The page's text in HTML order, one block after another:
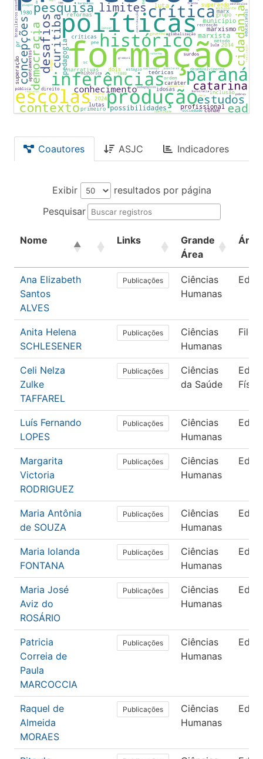
Coautores ASJC Indicadores
Exibir
resultados por página
Pesquisar
Nome Links
Grande
Área
Área
Ana Elizabeth
Santos
ALVES
Publicações
Ciências
Humanas
Anita Helena
SCHLESENER
Publicações
Ciências
Humanas
Celi Nelza
Zulke
TAFFAREL
Publicações
Ciências
da Saúde
Física
Luís Fernando
LOPES
Publicações
Ciências
Humanas
Margarita
Victoria
RODRIGUEZ
Publicações
Ciências
Humanas
Maria Antônia
de SOUZA
Publicações
Ciências
Humanas
Maria Iolanda
FONTANA
Publicações
Ciências
Humanas
Maria José
Aviz do
ROSÁRIO
Publicações
Ciências
Humanas
Patricia
Correia de
Paula
MARCOCCIA
Publicações
Ciências
Humanas
Raquel de
Almeida
MORAES
Publicações
Ciências
Humanas